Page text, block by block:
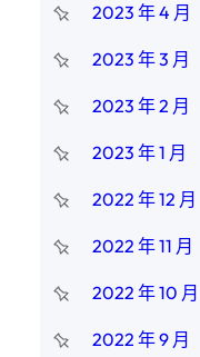
2023 年 4 月
2023 年 3 月
2023 年 2 月
2023 年 1 月
2022 年 12 月
2022 年 11 月
2022 年 10 月
2022 年 9 月